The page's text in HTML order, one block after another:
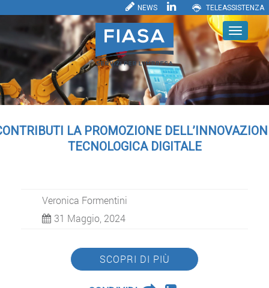
NEWS TELEASSISTENZA
LA PROMOZIONE
TECNOLOGICA DIGITALE
Veronica Formentini
31 Maggio, 2024
SCOPRI DI PIÙ